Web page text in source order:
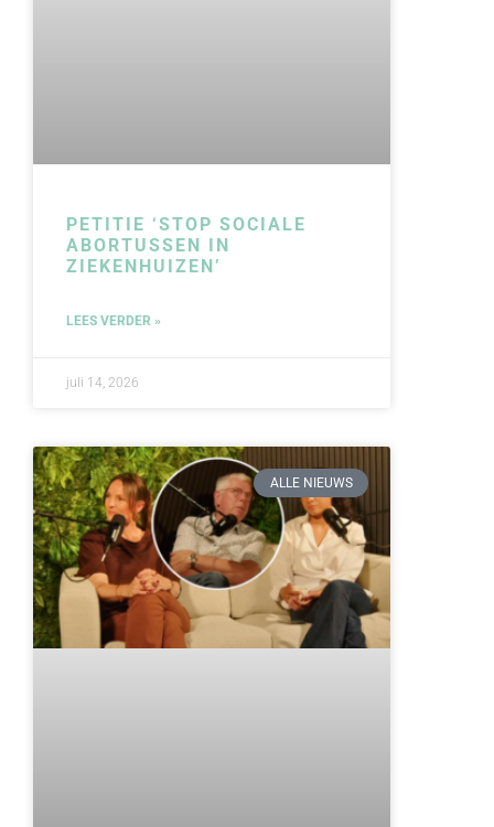
PETITIE ‘STOP SOCIALE
ABORTUSSEN IN
ZIEKENHUIZEN’
LEES VERDER »
juli 14, 2026
ALLE NIEUWS